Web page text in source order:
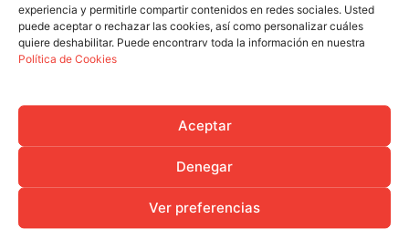
experiencia y permitirle compartir contenidos en redes sociales. Usted
puede aceptar o rechazar las cookies, así como personalizar cuáles
quiere deshabilitar. Puede encontrarv toda la información en nuestra
Política de Cookies
Aceptar
Denegar
Ver preferencias